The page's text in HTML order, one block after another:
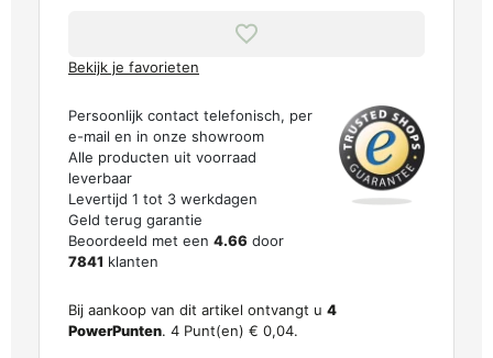
Bekijk je favorieten
Persoonlijk contact telefonisch, per
e-mail en in onze showroom
Alle producten uit voorraad
leverbaar
Levertijd 1 tot 3 werkdagen
Geld terug garantie
Beoordeeld met een 4.66 door
7841 klanten
Bij aankoop van dit artikel ontvangt u 4
PowerPunten. 4 Punt(en) € 0,04.